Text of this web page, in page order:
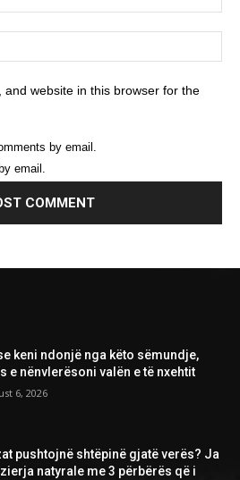
and website in this browser for the
by email.
email.
keni ndonjë nga këto sëmundje,
e nënvlerësoni valën e të nxehtit
6, 2026
pushtojnë shtëpinë gjatë verës? Ja
natyrale me 3 përbërës që i